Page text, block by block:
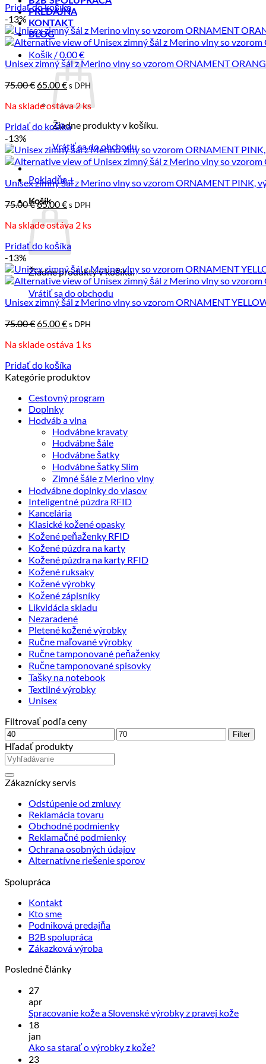
PREDAJŇA
KONTAKT
BLOG
Košík /0.00€
Žiadne produkty v košíku.
Vrátiť sa do obchodu
Pokladňa+
Košík
Žiadne produkty v košíku.
Vrátiť sa do obchodu
Pridať do košíka
-13%
Unisex zimný šál z Merino vlny so vzorom ORNAMENT
75.00€Pôvodná
bola:
75.00 €.
65.00€Aktuálna
je:
s DPH
Na sklade ostáva 2 ks
Pridať do košíka
-13%
Unisex zimný šál z Merino vlny so vzorom ORNAMENT PINK,
75.00€Pôvodná
cena
bola:
65.00€Aktuálna
je:
s DPH
Na sklade ostáva 2 ks
Pridať do košíka
-13%
Unisex zimný šál z Merino vlny so vzorom ORNAMENT
75.00€Pôvodná
bola:
65.00€Aktuálna
je:
s DPH
Na sklade ostáva 1 ks
Pridať do košíka
Kategórie produktov
Cestovný program
Doplnky
Hodváb a vlna
Hodvábne kravaty
Hodvábne šále
Hodvábne šatky
Hodvábne šatky Slim
Zimné šále z Merino vlny
Hodvábne doplnky do vlasov
Inteligentné púzdra RFID
Kancelária
Klasické kožené opasky
Kožené peňaženky RFID
Kožené púzdra na karty
Kožené púzdra na karty RFID
Kožené ruksaky
Kožené výrobky
Kožené zápisníky
Likvidácia skladu
Nezaradené
Pletené kožené výrobky
Ručne maľované výrobky
Ručne tamponované peňaženky
Ručne tamponované spisovky
Tašky na notebook
Textilné výrobky
Unisex
Filtrovať podľa ceny
Minimálna
cena
Maximálna
cena
Filter
Hľadať produkty
Zákaznícky servis
Odstúpenie od zmluvy
Reklamácia tovaru
Obchodné podmienky
Reklamačné podmienky
Ochrana osobných údajov
Alternatívne riešenie sporov
Spolupráca
Kontakt
Kto sme
Podniková predajňa
B2B spolupráca
Zákazková výroba
Posledné články
27
apr
Spracovanie kože a Slovenské výrobky z pravej kožeŽiadne
18
jan
Ako sa starať o výrobky z kože?Žiadne
23